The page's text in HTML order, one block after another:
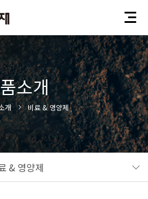
소개
개 비료 & 영양제
& 영양제